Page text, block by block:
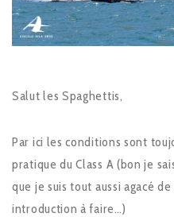
Salut les Spaghettis,
Par ici les conditions sont
pratique du Class A (bon je
que je suis tout aussi agacé
introduction à faire…)